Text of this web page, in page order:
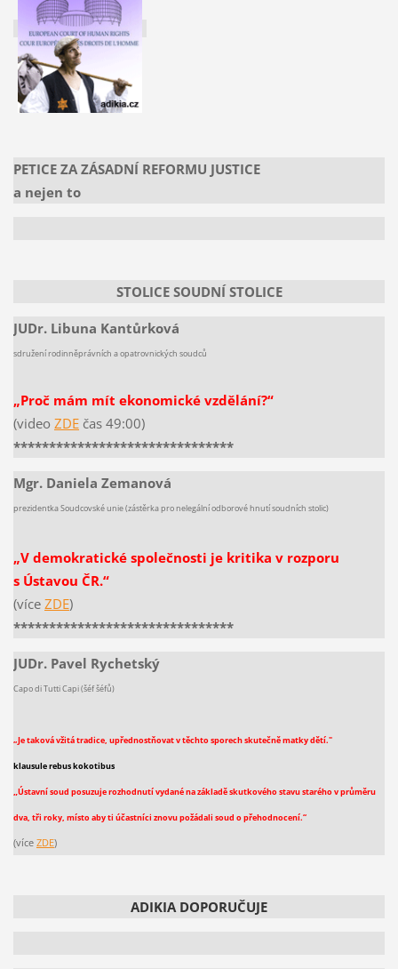
PETICE ZA ZÁSADNÍ REFORMU JUSTICE
a nejen to
STOLICE SOUDNÍ STOLICE
JUDr. Libuna Kantůrková
sdružení rodinněprávních a opatrovnických soudců
„Proč mám mít ekonomické vzdělání?“
(video ZDEčas 49:00)
*******************************
Mgr. Daniela Zemanová
prezidentka Soudcovské unie (zástěrka pro nelegální odborové hnutí soudních stolic)
„V demokratické společnosti je kritika v rozporu
s Ústavou ČR.“
(více ZDE)
*******************************
JUDr. Pavel Rychetský
Capo di Tutti Capi (šéf šéfů)
„Je taková vžitá tradice, upřednostňovat v těchto sporech skutečně matky dětí."
klausule rebus kokotibus
„Ústavní soud posuzuje rozhodnutí vydané na základě skutkového stavu starého v průměru
dva, tři roky, místo aby ti účastníci znovu požádali soud o přehodnocení.“
(více ZDE)
ADIKIA DOPORUČUJE